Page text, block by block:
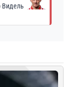
Видель